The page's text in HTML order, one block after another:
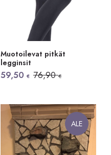
Muotoilevat pitkät
legginsit
76,90€
Alkuperäinen
hinta
59,50 €
Nykyinen
hinta
ALE